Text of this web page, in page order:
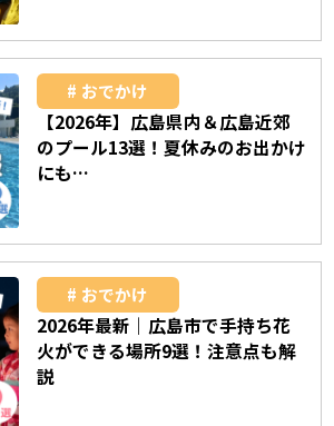
おでかけ
【2026年】広島県内＆広島近郊
のプール13選！夏休みのお出かけ
にも…
おでかけ
2026年最新｜広島市で手持ち花
火ができる場所9選！注意点も解
説